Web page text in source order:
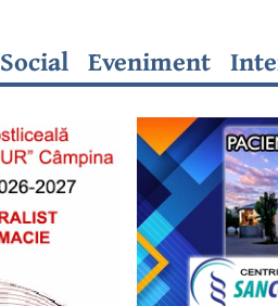
Social Eveniment